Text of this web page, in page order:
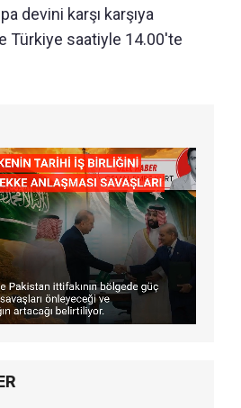
devini karşı karşıya
Türkiye saatiyle 14.00'te